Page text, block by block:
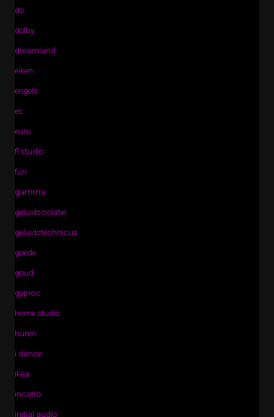
do
dolby
dreamland
eiken
engels
es
euro
fl studio
fun
gamma
geluidsisolatie
geluidstechnicus
goede
goud
gyproc
home studio
huren
i dance
ikea
incatro
initial audio